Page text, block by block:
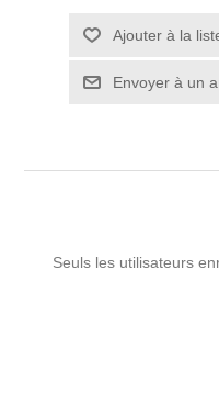
Ajouter à la
Envoyer à un
Seuls les utilisateurs